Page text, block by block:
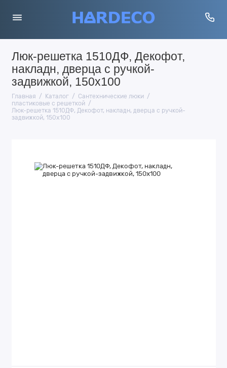
Люк-решетка 1510ДФ, Декофот,
накладн, дверца с ручкой-
задвижкой, 150х100
Главная Каталог
Сантехнические люки
пластиковые с решеткой
Люк-решетка 1510ДФ, Декофот, накладн, дверца с ручкой-
задвижкой, 150х100